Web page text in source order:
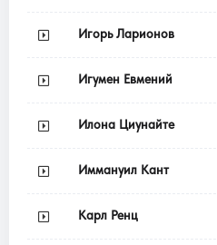
Игорь Ларионов
Игумен Евмений
Илона Циунайте
Иммануил Кант
Карл Ренц